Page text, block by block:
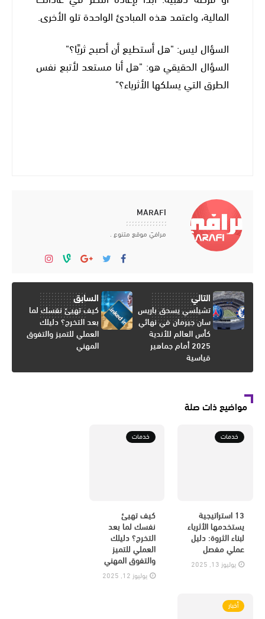
المالية، واعتمد هذه المبادئ الواحدة تلو الأخرى.
السؤال ليس: "هل أستطيع أن أصبح ثريًا؟"
السؤال الحقيقي هو: "هل أنا مستعد لأتبع نفس
الطرق التي يسلكها الأثرياء؟"
MARAFI
مرافيَ موقع متنوع .
التالي
تشيلسي يسحق باريس
سان جيرمان في نهائي
كأس العالم للأندية
2025 أمام جماهير
قياسية
السابق
كيف تهيئ نفسك لما
بعد التخرج؟ دليلك
العملي للتميز والتفوق
المهني
مواضيع ذات صلة
خدمات
13 استراتيجية
يستخدمها الأثرياء
لبناء الثروة: دليل
عملي مفصل
يوليوز 13, 2025
خدمات
كيف تهيئ
نفسك لما بعد
التخرج؟ دليلك
العملي للتميز
والتفوق المهني
يوليوز 12, 2025
أخبار